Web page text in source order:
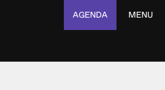
AGENDA MENU